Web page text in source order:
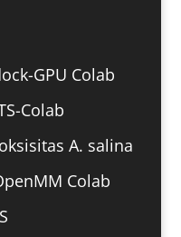
GPU Colab
Colab
A. salina
Colab